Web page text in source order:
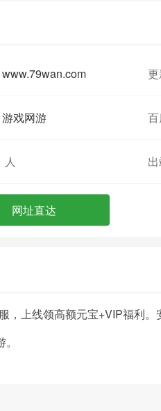
www.79wan.com
游戏网游 百
人
网址直达
，上线领高额元宝+VIP福利